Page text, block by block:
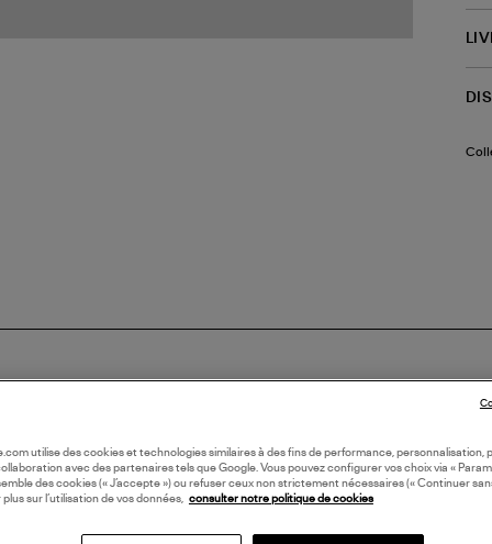
utilise des cookies et technologies similaires à des fins de performance, personnalisation,
avec des partenaires tels que Google. Vous pouvez configurer vos choix via «
des cookies (« J’accepte ») ou refuser ceux non strictement nécessaires (« Continuer
plus sur l’utilisation de vos données,
consulter notre politique de cookies